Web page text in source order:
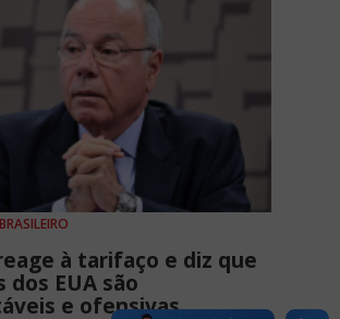
à tarifaço e diz que
dos EUA são
e ofensivas